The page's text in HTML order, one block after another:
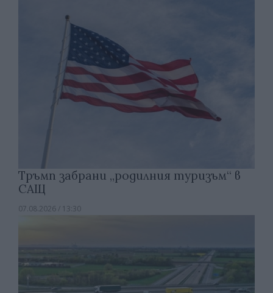
Тръмп забрани „родилния туризъм“ в
САЩ
07.08.2026 / 13:30